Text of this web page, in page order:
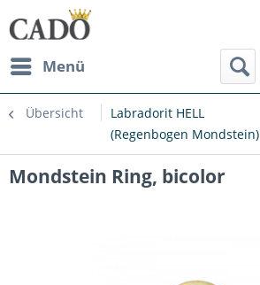
Menü
Übersicht
Labradorit HELL
(Regenbogen Mondstein)
Mondstein Ring, bicolor